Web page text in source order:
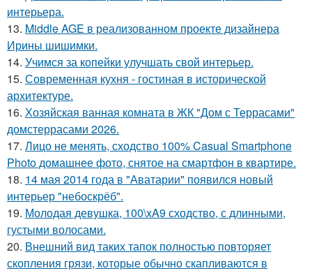
интерьера.
13. Middle AGE в реализованном проекте дизайнера
Ирины шишимки.
14. Учимся за копейки улучшать свой интерьер.
15. Современная кухня - гостиная в исторической
архитектуре.
16. Хозяйская ванная комната в ЖК "Дом с Террасами"
домстеррасами 2026.
17. Лицо не менять, сходство 100% Casual Smartphone
Photo домашнее фото, снятое на смартфон в квартире.
18. 14 мая 2014 года в "Аватарии" появился новый
интерьер "небоскрёб".
19. Молодая девушка, 100\xA9 сходство, с длинными,
густыми волосами.
20. Внешний вид таких тапок полностью повторяет
скопления грязи, которые обычно скапливаются в